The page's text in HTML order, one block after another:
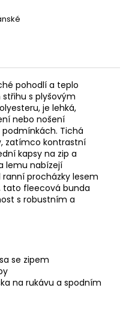
pohodlí a teplo
s plyšovým
je lehká,
nebo nošení
Tichá
zatímco kontrastní
kapsy na zip a
lemu nabízejí
procházky lesem
tato fleecová bunda
s robustním a
se zipem
na rukávu a spodním